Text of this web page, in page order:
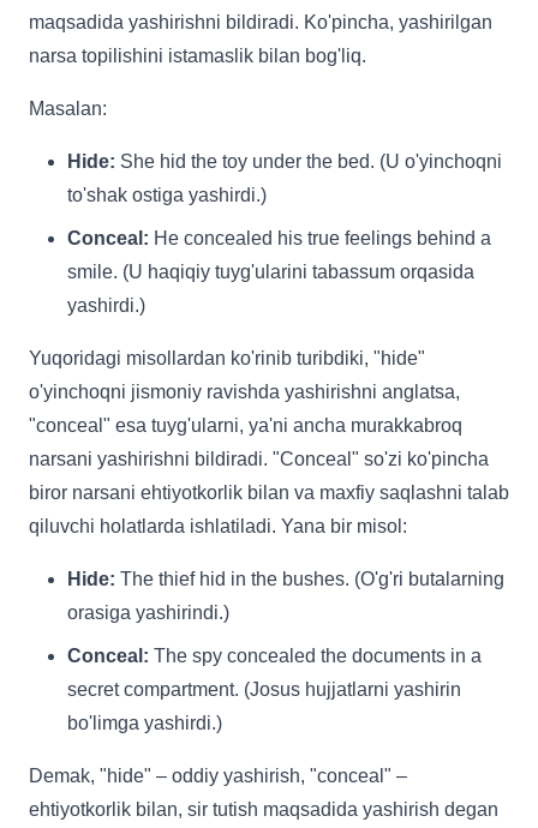
maqsadida yashirishni bildiradi. Ko'pincha, yashirilgan
narsa topilishini istamaslik bilan bog'liq.
Masalan:
Hide: She hid the toy under the bed. (U o'yinchoqni
to'shak ostiga yashirdi.)
Conceal: He concealed his true feelings behind a
smile. (U haqiqiy tuyg'ularini tabassum orqasida
yashirdi.)
Yuqoridagi misollardan ko'rinib turibdiki, "hide"
o'yinchoqni jismoniy ravishda yashirishni anglatsa,
"conceal" esa tuyg'ularni, ya'ni ancha murakkabroq
narsani yashirishni bildiradi. "Conceal" so'zi ko'pincha
biror narsani ehtiyotkorlik bilan va maxfiy saqlashni talab
qiluvchi holatlarda ishlatiladi. Yana bir misol:
Hide: The thief hid in the bushes. (O'g'ri butalarning
orasiga yashirindi.)
Conceal: The spy concealed the documents in a
secret compartment. (Josus hujjatlarni yashirin
bo'limga yashirdi.)
Demak, "hide" – oddiy yashirish, "conceal" –
ehtiyotkorlik bilan, sir tutish maqsadida yashirish degan